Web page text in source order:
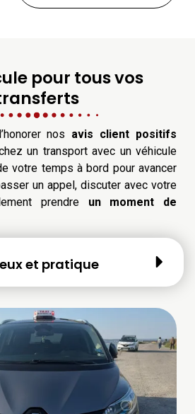
pour tous vos
nos avis client positifs
un transport avec un véhicule
votre temps à bord pour avancer
un appel, discuter avec votre
prendre un moment de
et pratique